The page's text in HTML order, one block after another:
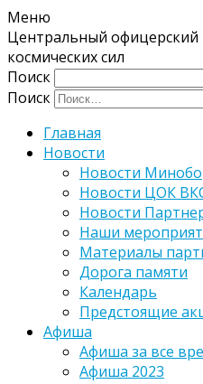
Меню
Центральный офицерский
космических сил
Поиск
Поиск
Главная
Новости
Новости
Новости ЦОК
Новости
Наши
Материалы
Дорога памяти
Календарь
Предстоящие
Афиша
Афиша за все
Афиша 2023